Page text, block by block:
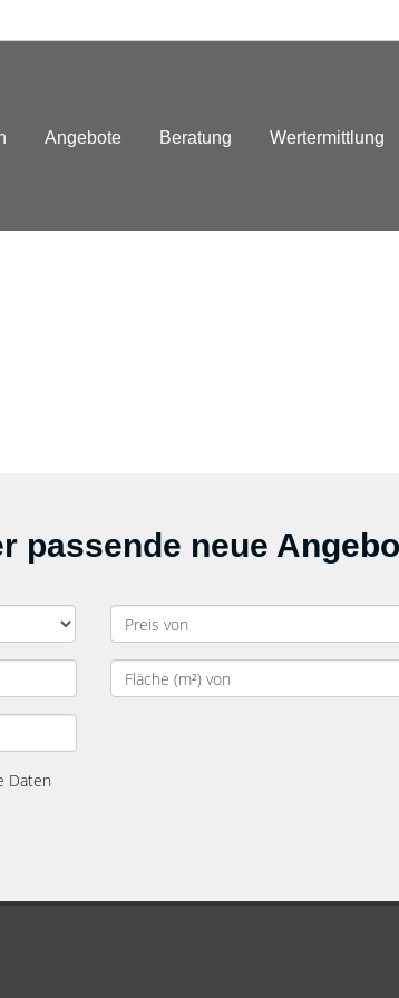
Angebote Beratung Wertermittlung
passende neue
Daten